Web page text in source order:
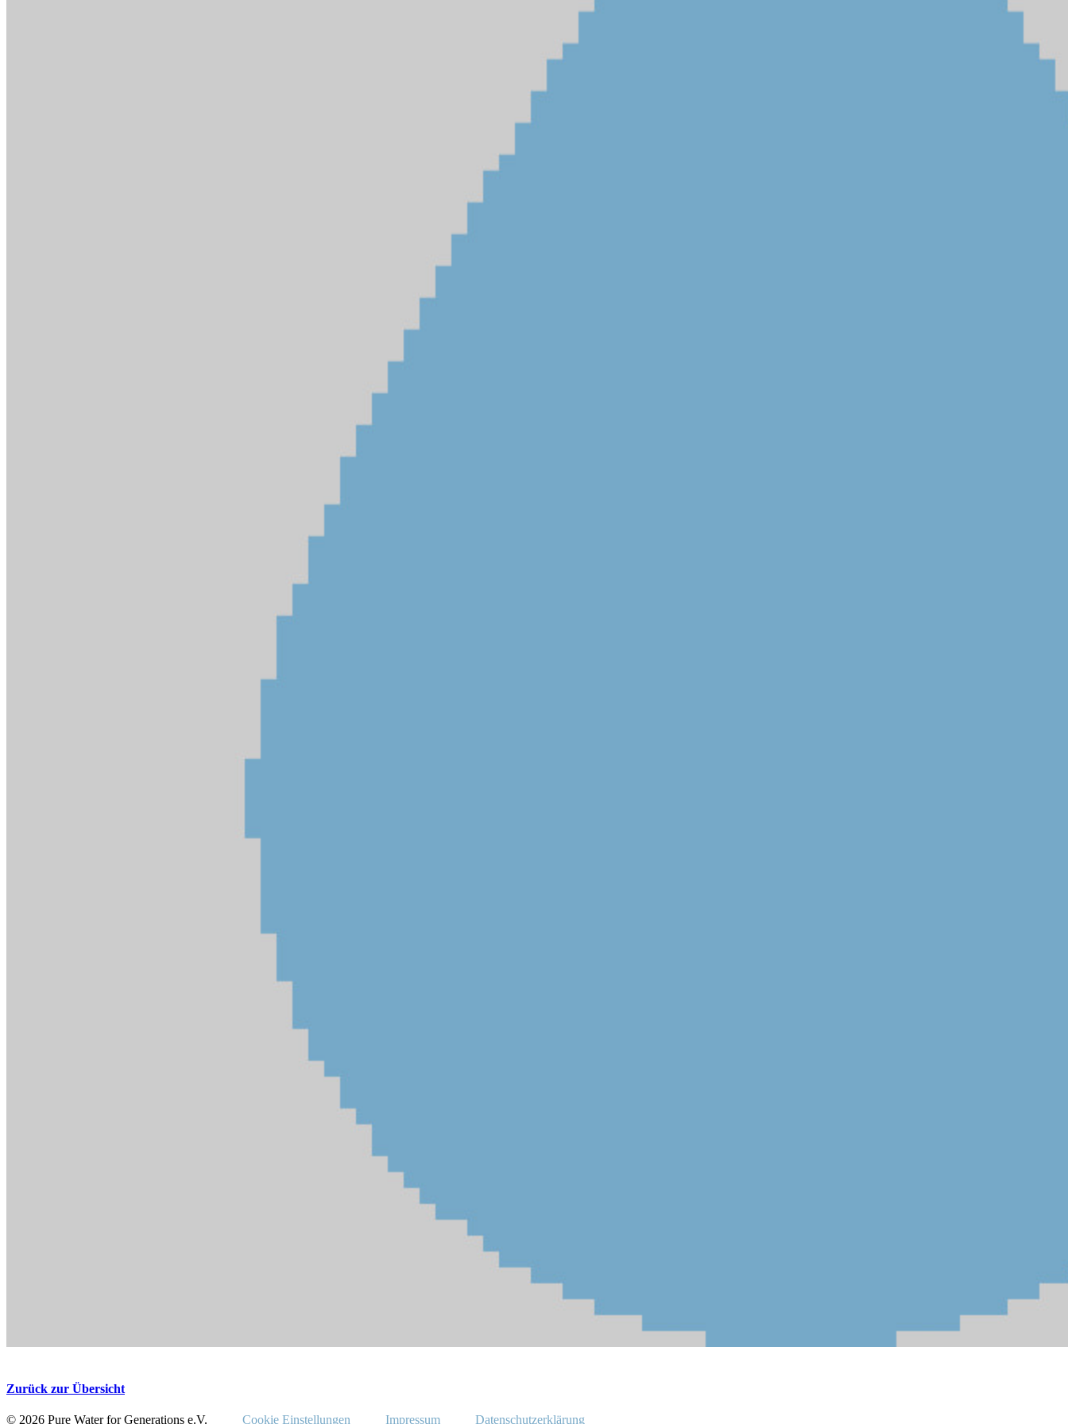
Zurück zur Übersicht
© 2026 Pure Water for Generations e.V. Cookie Einstellungen Impressum Datenschutzerklärung